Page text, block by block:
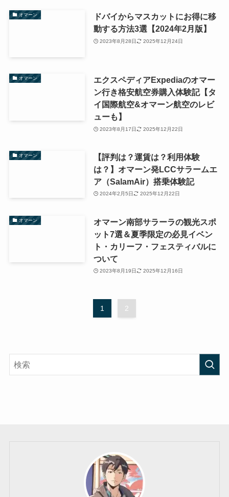
オマーン
ドバイからマスカットにお得に移
動する方法3選【2024年2月版】
2023年8月28日 2025年12月24日
オマーン
エクスペディアExpediaのオマー
ン行き格安航空券購入体験記【タ
イ国際航空&オマーン航空のレビ
ューも】
2023年8月17日 2025年12月22日
オマーン
【評判は？運賃は？利用体験
は？】オマーン発LCCサラームエ
ア（SalamAir）搭乗体験記
2024年2月5日 2025年12月22日
オマーン
オマーン南部サラーラの観光スポ
ット7選＆夏季限定の必見イベン
ト・カリーフ・フェスティバルに
ついて
2023年8月19日 2025年12月16日
1 2